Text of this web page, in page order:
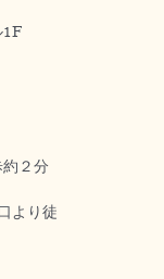
２分
より徒